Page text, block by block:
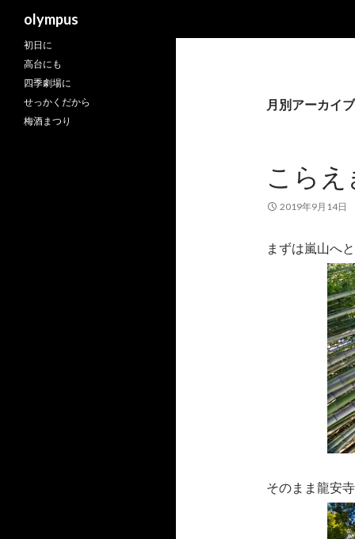
olympus
月別アーカイ
こら
2019年9月14日
まずは嵐山へと
そのまま龍安
初日に
高台にも
四季劇場に
せっかくだから
梅酒まつり